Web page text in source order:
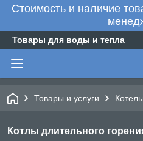
Стоимость и наличие
Товары для воды и тепла
Товары и услуги
Котлы длительного